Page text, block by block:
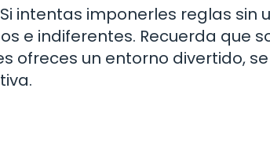
intentas imponerles reglas sin
e indiferentes. Recuerda que
ofreces un entorno divertido,